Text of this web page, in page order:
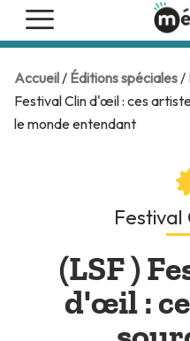
Accueil/ Éditions spéciales/
Festival Clin d'œil : ces
le monde entendant
Festival
(LSF )
d'œil :